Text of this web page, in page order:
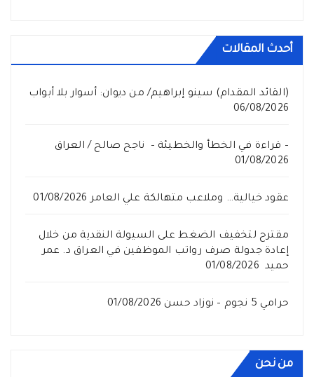
أحدث المقالات
(القائد المقدام) سينو إبراهيم/ من ديوان: أسوار بلا أبواب
06/08/2026
– قراءة في الخطأ والخطيئة – ناجح صالح / العراق
01/08/2026
عقود خيالية… وملاعب متهالكة علي العامر 01/08/2026
مقترح لتخفيف الضغط على السيولة النقدية من خلال
إعادة جدولة صرف رواتب الموظفين في العراق د. عمر
حميد 01/08/2026
حرامي 5 نجوم – نوزاد حسن 01/08/2026
من نحن